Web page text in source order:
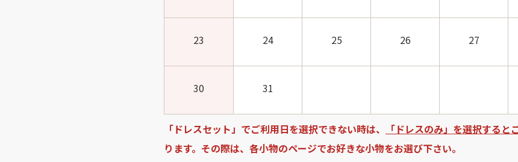
23 24 25 26 27
30 31
「ドレスセット」でご利用日を選択できない時は、 「ドレスのみ」を選択すると
ります。その際は、各小物のページでお好きな小物をお選び下さい。